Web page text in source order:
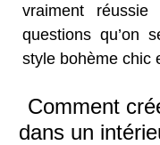
vraiment
questions qu’on
style bohème chic
Comment
dans un